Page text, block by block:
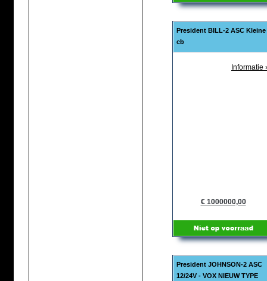
President BILL-2 ASC Kleine
cb
Informatie
€ 1000000,00
President JOHNSON-2 ASC
12/24V - VOX NIEUW TYPE